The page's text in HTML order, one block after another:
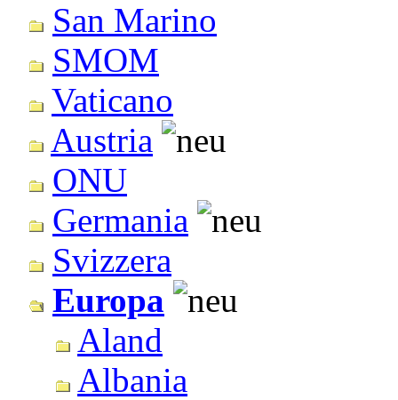
San Marino
SMOM
Vaticano
Austria
ONU
Germania
Svizzera
Europa
Aland
Albania